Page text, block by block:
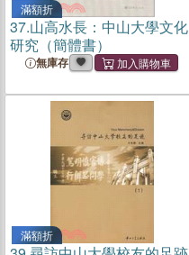
滿額折
37.山高水長：中山大學文化
研究（簡體書）
無庫存
滿額折